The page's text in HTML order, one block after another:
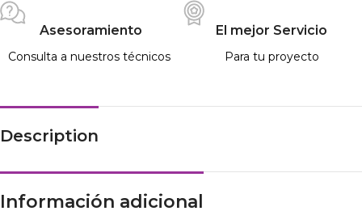
Asesoramiento
Consulta a nuestros técnicos
El mejor Servicio
Para tu proyecto
Description
Información adicional